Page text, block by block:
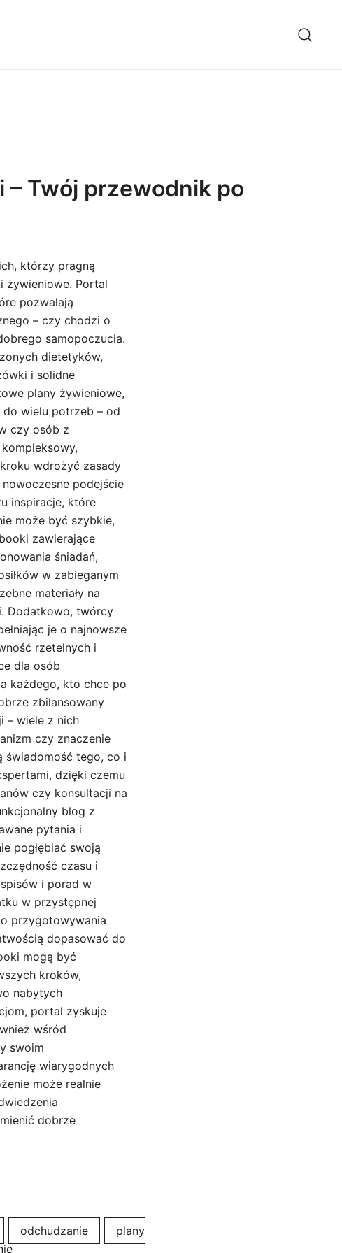
Twój przewodnik po
którzy pragną
żywieniowe. Portal
pozwalają
– czy chodzi o
samopoczucia.
dietetyków,
i solidne
plany żywieniowe,
do wielu potrzeb – od
czy osób z
wdrożyć zasady
podejście
inspiracje, które
może być szybkie,
zawierające
śniadań,
w zabieganym
materiały na
Dodatkowo, twórcy
je o najnowsze
rzetelnych i
dla osób
każdego, kto chce po
zbilansowany
– wiele z nich
czy znaczenie
świadomość tego, co i
dzięki czemu
czy konsultacji na
blog z
pytania i
pogłębiać swoją
czasu i
i porad w
w przystępnej
przygotowywania
dopasować do
mogą być
kroków,
nabytych
portal zyskuje
wśród
swoim
wiarygodnych
może realnie
dobrze
odchudzanie
plany